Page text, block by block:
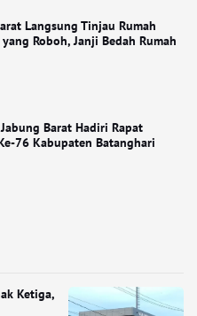
Langsung Tinjau Rumah
Roboh, Janji Bedah Rumah
Barat Hadiri Rapat
76 Kabupaten Batanghari
Ketiga,